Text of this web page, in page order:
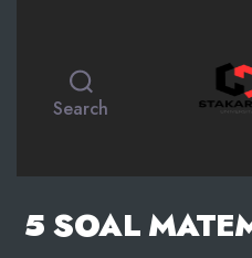
Search
5 SOAL